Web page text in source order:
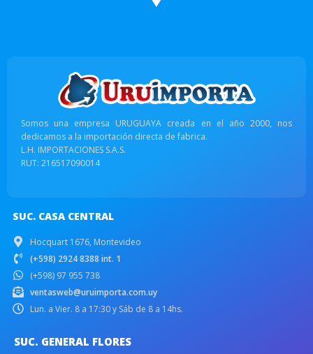
Somos una empresa URUGUAYA creada en el año 2000, nos
dedicamos a la importación directa de fabrica.
L.H. IMPORTACIONES S.A.S.
RUT: 216517090014
SUC. CASA CENTRAL
Hocquart 1676, Montevideo
(+598) 2924 8388 int. 1
(+598) 97 955 738
ventasweb@uruimporta.com.uy
Lun. a Vier. 8 a 17:30 y Sáb de 8 a 14hs.
SUC. GENERAL FLORES